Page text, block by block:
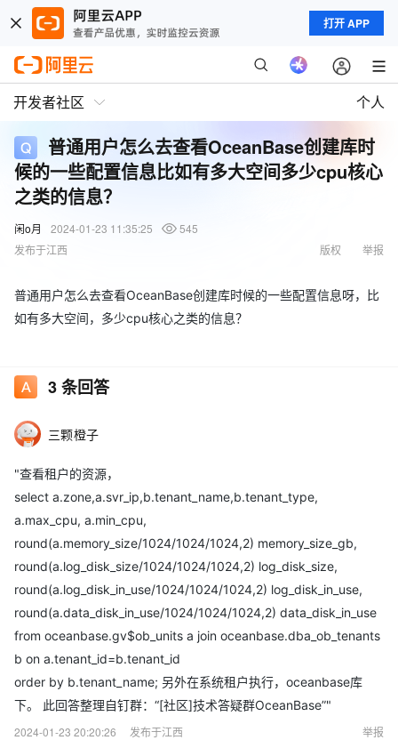
打开 APP
开发者社区 个人
普通用户怎么去查看OceanBase创建库时
候的一些配置信息比如有多大空间多少cpu核心
之类的信息？
闲o月 2024-01-23 11:35:25
545
发布于江西
举报
版权
普通用户怎么去查看OceanBase创建库时候的一些配置信息呀，比
如有多大空间，多少cpu核心之类的信息？
3条回答
三颗橙子
"查看租户的资源，
select a.zone,a.svr_ip,b.tenant_name,b.tenant_type,
a.max_cpu, a.min_cpu,
round(a.memory_size/1024/1024/1024,2) memory_size_gb,
round(a.log_disk_size/1024/1024/1024,2) log_disk_size,
round(a.log_disk_in_use/1024/1024/1024,2) log_disk_in_use,
round(a.data_disk_in_use/1024/1024/1024,2) data_disk_in_use
from oceanbase.gv$ob_units a join oceanbase.dba_ob_tenants
b on a.tenant_id=b.tenant_id
order by b.tenant_name; 另外在系统租户执行，oceanbase库
下。 此回答整理自钉群：“[社区]技术答疑群OceanBase”"
2024-01-23 20:20:26
发布于江西 举报